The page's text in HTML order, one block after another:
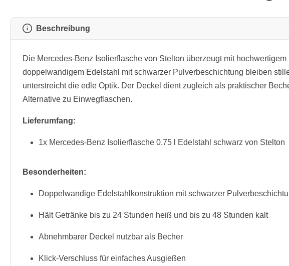
Beschreibung
Die Mercedes-Benz Isolierflasche von Stelton überzeugt mit
doppelwandigem Edelstahl mit schwarzer Pulverbeschichtung bleiben
unterstreicht die edle Optik. Der Deckel dient zugleich als praktischer
Alternative zu Einwegflaschen.
Lieferumfang:
1x Mercedes-Benz Isolierflasche 0,75 l Edelstahl schwarz von Stelton
Besonderheiten:
Doppelwandige Edelstahlkonstruktion mit schwarzer
Hält Getränke bis zu 24 Stunden heiß und bis zu 48 Stunden kalt
Abnehmbarer Deckel nutzbar als Becher
Klick-Verschluss für einfaches Ausgießen